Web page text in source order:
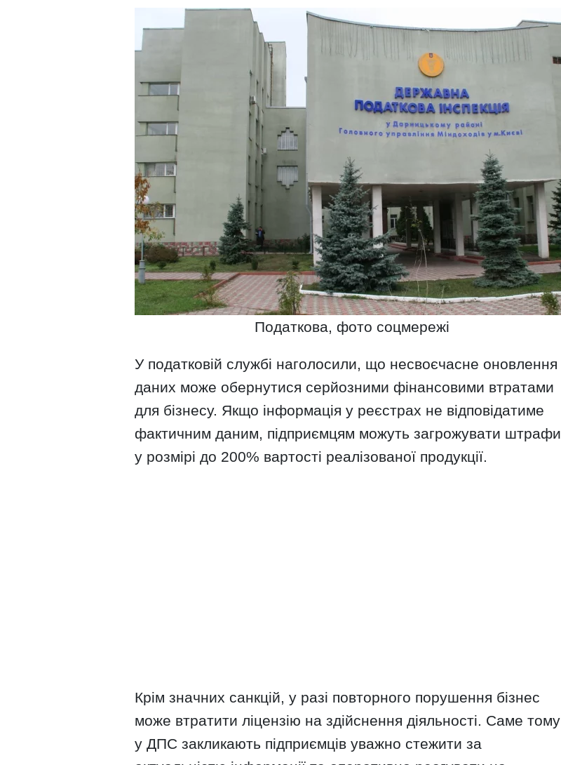
Податкова, фото соцмережі
У податковій службі наголосили, що несвоєчасне оновлення
даних може обернутися серйозними фінансовими втратами
для бізнесу. Якщо інформація у реєстрах не відповідатиме
фактичним даним, підприємцям можуть загрожувати штрафи
у розмірі до 200% вартості реалізованої продукції.
Крім значних санкцій, у разі повторного порушення бізнес
може втратити ліцензію на здійснення діяльності. Саме тому
у ДПС закликають підприємців уважно стежити за